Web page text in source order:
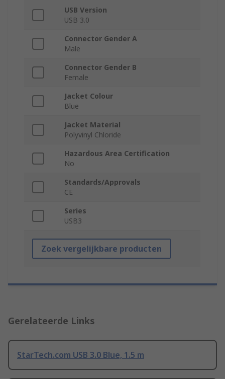
USB Version
USB 3.0
Connector Gender A
Male
Connector Gender B
Female
Jacket Colour
Blue
Jacket Material
Polyvinyl Chloride
Hazardous Area Certification
No
Standards/Approvals
CE
Series
USB3
Zoek vergelijkbare producten
Gerelateerde Links
StarTech.com USB 3.0 Blue, 1.5 m